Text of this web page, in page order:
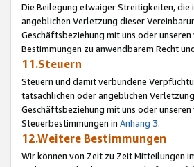
Die Beilegung etwaiger Streitigkeiten, die
angeblichen Verletzung dieser
Geschäftsbeziehung mit uns oder
Bestimmungen zu anwendbarem Recht
11.Steuern
Steuern und damit verbundene
tatsächlichen oder angeblichen
Geschäftsbeziehung mit uns oder
Steuerbestimmungen in Anhang 3.
12.Weitere Bestimmungen
Wir können von Zeit zu Zeit Mitteilungen